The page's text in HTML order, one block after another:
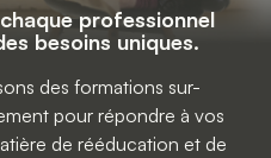
professionnel
besoins uniques.
des formations sur-
pour répondre à vos
de rééducation et de